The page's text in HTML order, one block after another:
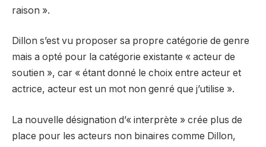
raison ».
Dillon s’est vu proposer sa propre catégorie de genre
mais a opté pour la catégorie existante « acteur de
soutien », car « étant donné le choix entre acteur et
actrice, acteur est un mot non genré que j’utilise ».
La nouvelle désignation d’« interprète » crée plus de
place pour les acteurs non binaires comme Dillon,